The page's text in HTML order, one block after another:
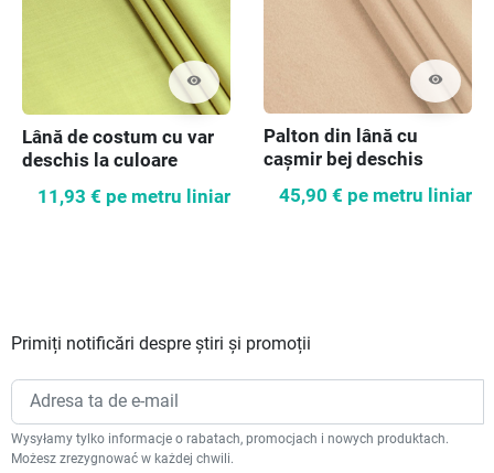
visibility
Lână de costum cu var
deschis la culoare
11,93 € pe metru liniar
visibility
Palton din lână cu
cașmir bej deschis
45,90 € pe metru liniar
Primiți notificări despre știri și promoții
Wysyłamy tylko informacje o rabatach, promocjach i nowych produktach.
Możesz zrezygnować w każdej chwili.